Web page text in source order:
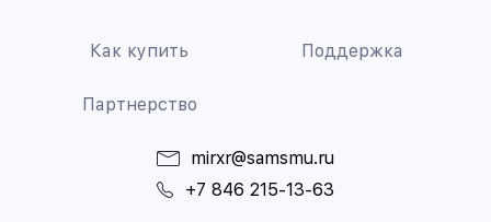
Как купить Поддержка
Партнерство
mirxr@samsmu.ru
+7 846 215-13-63